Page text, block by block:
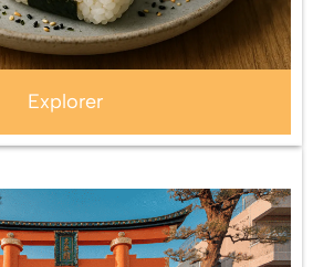
Explorer